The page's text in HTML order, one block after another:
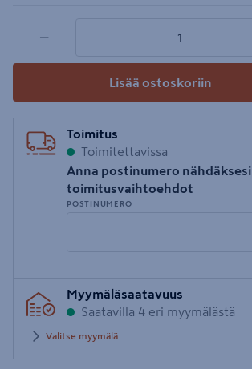
−
Lisää ostoskoriin
Toimitus
Toimitettavissa
Anna postinumero nähdäksesi
toimitusvaihtoehdot
POSTINUMERO
postinumero
Myymäläsaatavuus
Saatavilla 4 eri myymälästä
Valitse myymälä